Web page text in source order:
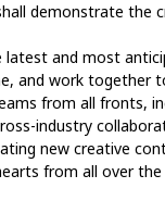
demonstrate the
and most
and work
from all fronts,
industry
new creative
from all over the